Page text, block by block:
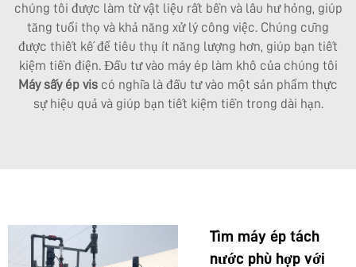
chúng tôi được làm từ vật liệu rất bền và lâu hư hỏng, giúp
tăng tuổi thọ và khả năng xử lý công việc. Chúng cũng
được thiết kế để tiêu thụ ít năng lượng hơn, giúp bạn tiết
kiệm tiền điện. Đầu tư vào máy ép làm khô của chúng tôi
Máy sấy ép vis có nghĩa là đầu tư vào một sản phẩm thực
sự hiệu quả và giúp bạn tiết kiệm tiền trong dài hạn.
Tìm máy ép tách
nước phù hợp với